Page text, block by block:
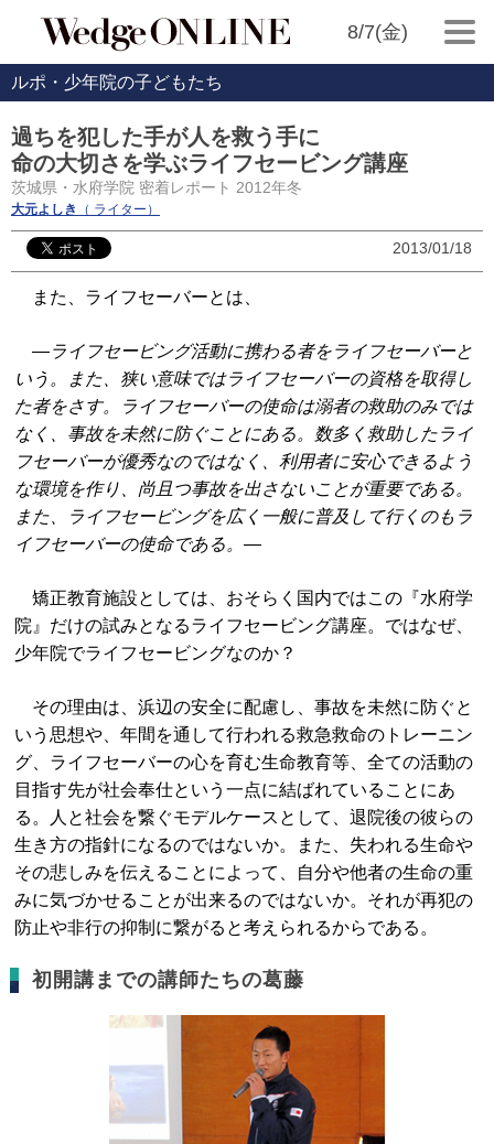
8/7(金)
ルポ・少年院の子どもたち
過ちを犯した手が人を救う手に
命の大切さを学ぶライフセービング講座
茨城県・水府学院 密着レポート 2012年冬
大元よしき （ ライター）
2013/01/18
また、ライフセーバーとは、
―ライフセービング活動に携わる者をライフセーバーと
いう。また、狭い意味ではライフセーバーの資格を取得し
た者をさす。ライフセーバーの使命は溺者の救助のみでは
なく、事故を未然に防ぐことにある。数多く救助したライ
フセーバーが優秀なのではなく、利用者に安心できるよう
な環境を作り、尚且つ事故を出さないことが重要である。
また、ライフセービングを広く一般に普及して行くのもラ
イフセーバーの使命である。―
矯正教育施設としては、おそらく国内ではこの『水府学
院』だけの試みとなるライフセービング講座。ではなぜ、
少年院でライフセービングなのか？
その理由は、浜辺の安全に配慮し、事故を未然に防ぐと
いう思想や、年間を通して行われる救急救命のトレーニン
グ、ライフセーバーの心を育む生命教育等、全ての活動の
目指す先が社会奉仕という一点に結ばれていることにあ
る。人と社会を繋ぐモデルケースとして、退院後の彼らの
生き方の指針になるのではないか。また、失われる生命や
その悲しみを伝えることによって、自分や他者の生命の重
みに気づかせることが出来るのではないか。それが再犯の
防止や非行の抑制に繋がると考えられるからである。
初開講までの講師たちの葛藤